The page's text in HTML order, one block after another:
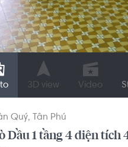
3D view Video
Quý Tân Phú
Dầu 1 tầng 4 diện tích